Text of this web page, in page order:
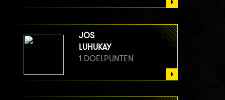
JOS
LUHUKAY
1 DOELPUNTEN